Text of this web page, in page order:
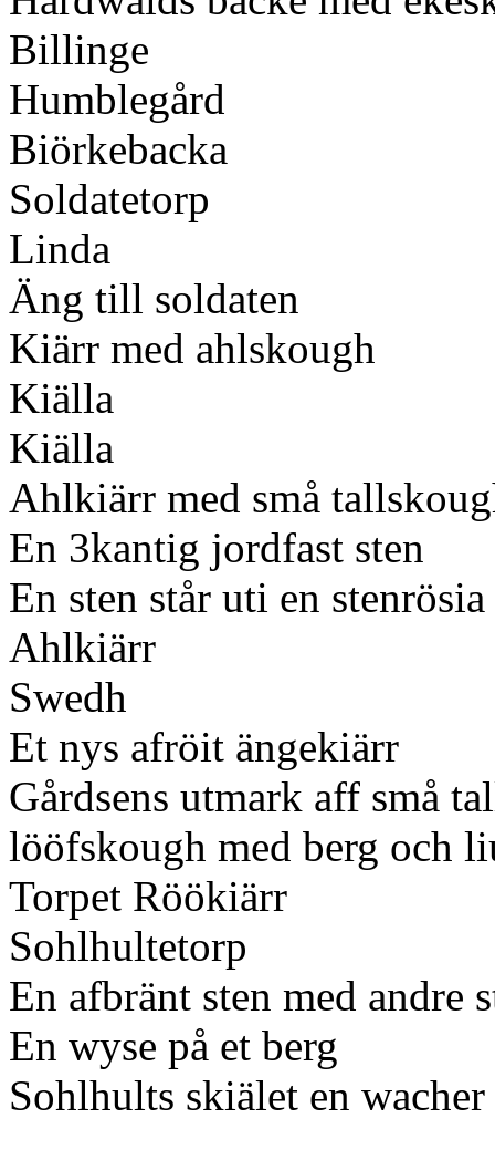
Billinge
Humblegård
Biörkebacka
Soldatetorp
Linda
Äng till soldaten
Kiärr med ahlskough
Kiälla
Kiälla
Ahlkiärr med små
En 3kantig jordfast sten
En sten står uti en
Ahlkiärr
Swedh
Et nys afröit ängekiärr
Gårdsens utmark aff små
lööfskough med berg och
Torpet Röökiärr
Sohlhultetorp
En afbränt sten med andre
En wyse på et berg
Sohlhults skiälet en